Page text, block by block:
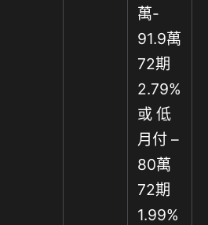
萬-
91.9萬
72期
2.79%
或 低
月付 –
80萬
72期
1.99%